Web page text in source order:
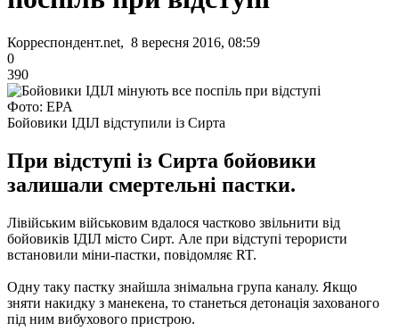
Корреспондент.net, 8 вересня 2016, 08:59
0
390
Фото: EPA
Бойовики ІДІЛ відступили із Сирта
При відступі із Сирта бойовики
залишали смертельні пастки.
Лівійським військовим вдалося частково звільнити від
бойовиків ІДІЛ місто Сирт. Але при відступі терористи
встановили міни-пастки, повідомляє RT.
Одну таку пастку знайшла знімальна група каналу. Якщо
зняти накидку з манекена, то станеться детонація захованого
під ним вибухового пристрою.